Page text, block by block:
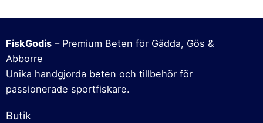
FiskGodis – Premium Beten för Gädda, Gös &
Abborre
Unika handgjorda beten och tillbehör för
passionerade sportfiskare.
Butik